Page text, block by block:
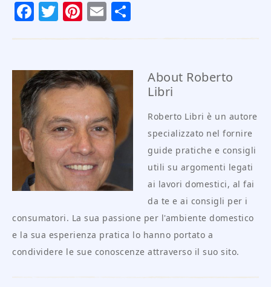
Facebook
Twitter
Pinterest
Email
About Roberto
Libri
Roberto Libri è un autore
specializzato nel fornire
guide pratiche e consigli
utili su argomenti legati
ai lavori domestici, al fai
da te e ai consigli per i
consumatori. La sua passione per l'ambiente domestico
e la sua esperienza pratica lo hanno portato a
condividere le sue conoscenze attraverso il suo sito.